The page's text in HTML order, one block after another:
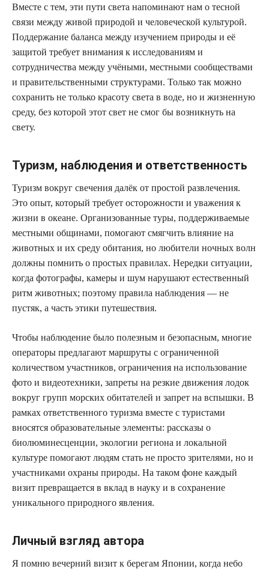
Вместе с тем, эти пути света напоминают нам о тесной
связи между живой природой и человеческой культурой.
Поддержание баланса между изучением природы и её
защитой требует внимания к исследованиям и
сотрудничества между учёными, местными сообществами
и правительственными структурами. Только так можно
сохранить не только красоту света в воде, но и жизненную
среду, без которой этот свет не смог бы возникнуть на
свету.
Туризм, наблюдения и ответственность
Туризм вокруг свечения далёк от простой развлечения.
Это опыт, который требует осторожности и уважения к
жизни в океане. Организованные туры, поддерживаемые
местными общинами, помогают смягчить влияние на
животных и их среду обитания, но любители ночных волн
должны помнить о простых правилах. Нередки ситуации,
когда фотографы, камеры и шум нарушают естественный
ритм животных; поэтому правила наблюдения — не
пустяк, а часть этики путешествия.
Чтобы наблюдение было полезным и безопасным, многие
операторы предлагают маршруты с ограниченной
количеством участников, ограничения на использование
фото и видеотехники, запреты на резкие движения лодок
вокруг групп морских обитателей и запрет на вспышки. В
рамках ответственного туризма вместе с туристами
вносятся образовательные элементы: рассказы о
биолюминесценции, экологии региона и локальной
культуре помогают людям стать не просто зрителями, но и
участниками охраны природы. На таком фоне каждый
визит превращается в вклад в науку и в сохранение
уникального природного явления.
Личный взгляд автора
Я помню вечерний визит к берегам Японии, когда небо